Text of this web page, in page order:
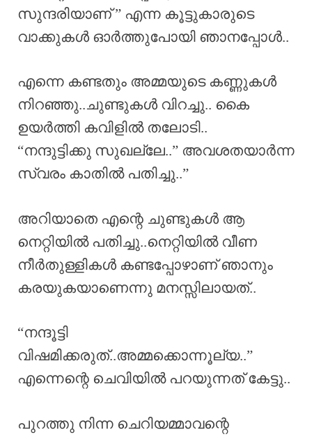
സുന്ദരിയാണ് ” എന്ന കൂട്ടുകാരുടെ
വാക്കുകൾ ഓർത്തുപോയി ഞാനപ്പോൾ..
എന്നെ കണ്ടതും അമ്മയുടെ കണ്ണുകൾ
നിറഞ്ഞു..ചുണ്ടുകൾ വിറച്ചു.. കൈ
ഉയർത്തി കവിളിൽ തലോടി..
“നന്ദുട്ടിക്കു സുഖല്ലേ..” അവശതയാർന്ന
സ്വരം കാതിൽ പതിച്ചു..”
അറിയാതെ എന്റെ ചുണ്ടുകൾ ആ
നെറ്റിയിൽ പതിച്ചു..നെറ്റിയിൽ വീണ
നീർതുള്ളികൾ കണ്ടപ്പോഴാണ് ഞാനും
കരയുകയാണെന്നു മനസ്സിലായത്..
“നന്ദൂട്ടി
വിഷമിക്കരുത്..അമ്മക്കൊന്നൂല്യ..”
എന്നെന്റെ ചെവിയിൽ പറയുന്നത് കേട്ടു..
പുറത്തു നിന്ന ചെറിയമ്മാവന്റെ